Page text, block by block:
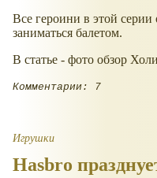
Все героини в этой
заниматься балетом.
В статье - фото обзор
Комментарии: 7
Игрушки
Hasbro